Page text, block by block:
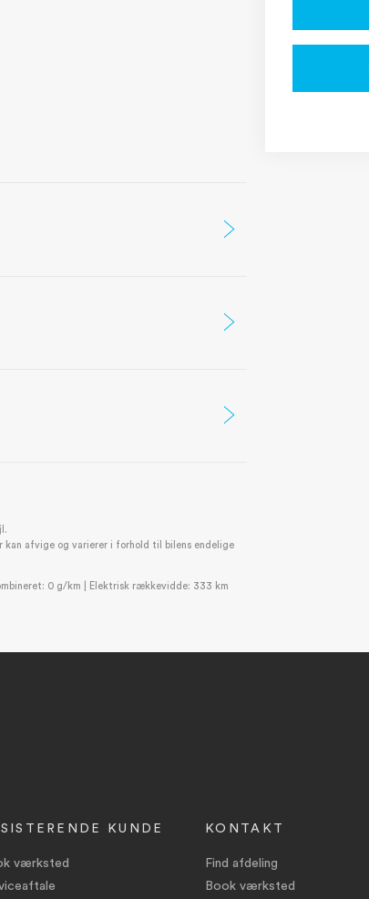
afvige og varierer i forhold til bilens endelige
0 g/km | Elektrisk rækkevidde: 333 km
KUNDE
værksted
KONTAKT
Find afdeling
Book værksted